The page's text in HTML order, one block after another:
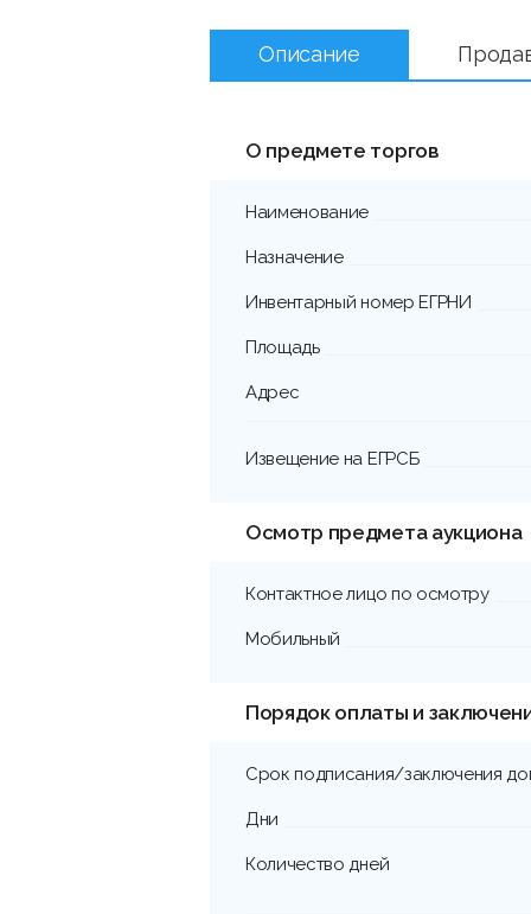
Описание
О предмете торгов
Наименование
Назначение
Инвентарный номер ЕГРНИ
Площадь
Адрес
Извещение на ЕГРСБ
Осмотр предмета аукциона
Контактное лицо по осмотру
Мобильный
Порядок оплаты и
Срок подписания/заключения
Дни
Количество дней